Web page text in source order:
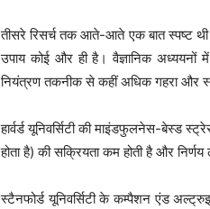
तीसरे रिसर्च तक आते-आते एक बात स्पष्ट
उपाय कोई और ही है। वैज्ञानिक अध्ययनों
नियंत्रण तकनीक से कहीं अधिक गहरा और
हार्वर्ड यूनिवर्सिटी की माइंडफुलनेस-बेस्ड
होता है) की सक्रियता कम होती है और
स्टैनफोर्ड यूनिवर्सिटी के कम्पैशन एंड